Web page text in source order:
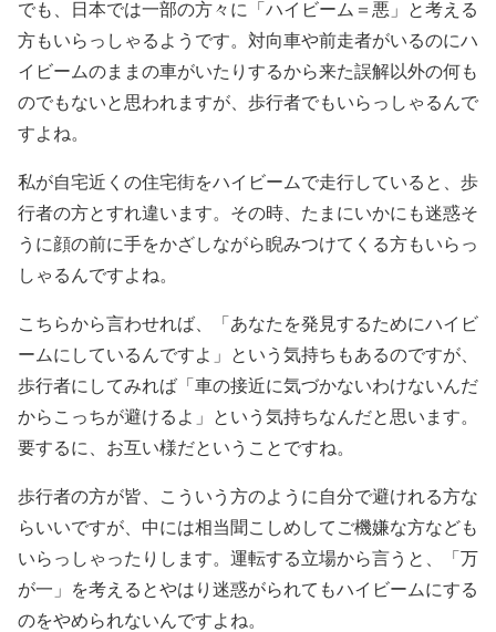
でも、日本では一部の方々に「ハイビーム＝悪」と考える
方もいらっしゃるようです。対向車や前走者がいるのにハ
イビームのままの車がいたりするから来た誤解以外の何も
のでもないと思われますが、歩行者でもいらっしゃるんで
すよね。
私が自宅近くの住宅街をハイビームで走行していると、歩
行者の方とすれ違います。その時、たまにいかにも迷惑そ
うに顔の前に手をかざしながら睨みつけてくる方もいらっ
しゃるんですよね。
こちらから言わせれば、「あなたを発見するためにハイビ
ームにしているんですよ」という気持ちもあるのですが、
歩行者にしてみれば「車の接近に気づかないわけないんだ
からこっちが避けるよ」という気持ちなんだと思います。
要するに、お互い様だということですね。
歩行者の方が皆、こういう方のように自分で避けれる方な
らいいですが、中には相当聞こしめしてご機嫌な方なども
いらっしゃったりします。運転する立場から言うと、「万
が一」を考えるとやはり迷惑がられてもハイビームにする
のをやめられないんですよね。